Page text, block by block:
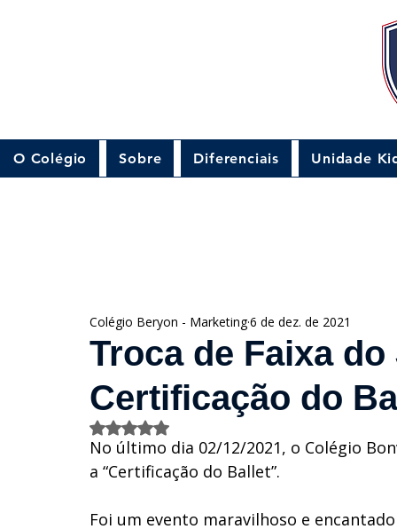
Troca de Faixa do
Certificação do
Colégio Beryon - Marketing6 de dez. de 2021
Avaliado com NaN de 5 estrelas.
No último dia 02/12/2021, o Colégio
a “Certificação do Ballet”.
Foi um evento maravilhoso e
O Colégio Sobre Diferenciais Unidade